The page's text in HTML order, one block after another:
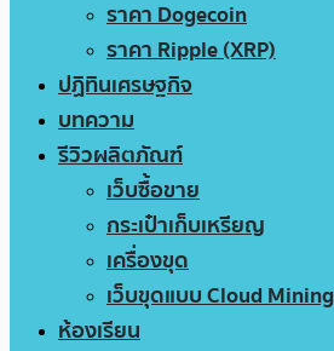
ราคา Dogecoin
ราคา Ripple (XRP)
ปฏิทินเศรษฐกิจ
บทความ
รีวิวผลิตภัณฑ์
เว็บซื้อขาย
กระเป๋าเก็บเหรียญ
เครื่องขุด
เว็บขุดแบบ Cloud Mining
ห้องเรียน